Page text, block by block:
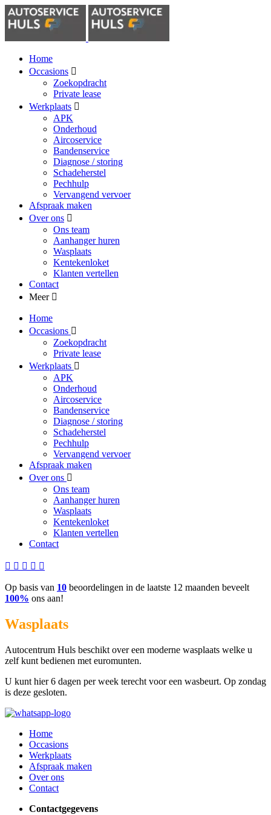
Home
Occasions
Zoekopdracht
Private lease
Werkplaats
APK
Onderhoud
Aircoservice
Bandenservice
Diagnose / storing
Schadeherstel
Pechhulp
Vervangend vervoer
Afspraak maken
Over ons
Ons team
Aanhanger huren
Wasplaats
Kentekenloket
Klanten vertellen
Contact
Meer
Home
Occasions
Zoekopdracht
Private lease
Werkplaats
APK
Onderhoud
Aircoservice
Bandenservice
Diagnose / storing
Schadeherstel
Pechhulp
Vervangend vervoer
Afspraak maken
Over ons
Ons team
Aanhanger huren
Wasplaats
Kentekenloket
Klanten vertellen
Contact
Op basis van 10 beoordelingen in de laatste 12 maanden beveelt
100% ons aan!
Wasplaats
Autocentrum Huls beschikt over een moderne wasplaats welke u
zelf kunt bedienen met euromunten.
U kunt hier 6 dagen per week terecht voor een wasbeurt. Op zondag
is deze gesloten.
Home
Occasions
Werkplaats
Afspraak maken
Over ons
Contact
Contactgegevens